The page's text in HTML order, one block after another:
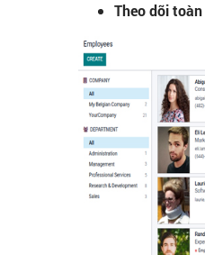
Theo dõi